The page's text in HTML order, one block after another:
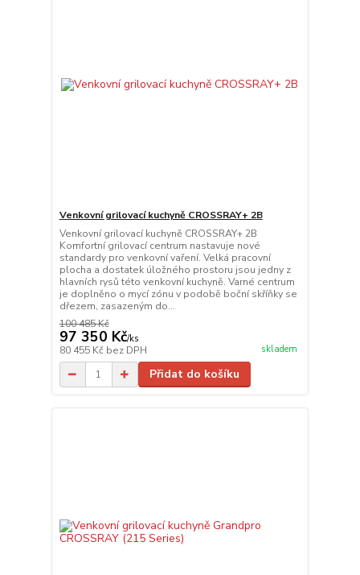
Venkovní grilovací kuchyně CROSSRAY+ 2B
Venkovní grilovací kuchyně CROSSRAY+ 2B
Komfortní grilovací centrum nastavuje nové
standardy pro venkovní vaření. Velká pracovní
plocha a dostatek úložného prostoru jsou jedny z
hlavních rysů této venkovní kuchyně. Varné centrum
je doplněno o mycí zónu v podobě boční skříňky se
dřezem, zasazeným do...
100 485 Kč
97 350 Kč/ks
80 455 Kč bez DPH skladem
Přidat do košíku